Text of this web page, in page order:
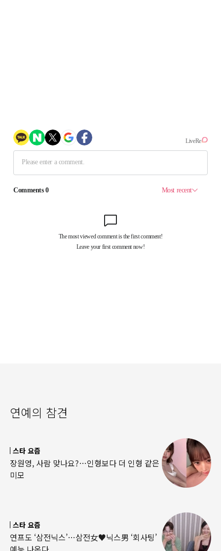
연예의 참견
스타 요즘
장원영, 사람 맞나요?…인형보다 더 인형 같은
미모
스타 요즘
연프도 ‘삼전닉스’…삼전女♥닉스男 ‘회사팅’